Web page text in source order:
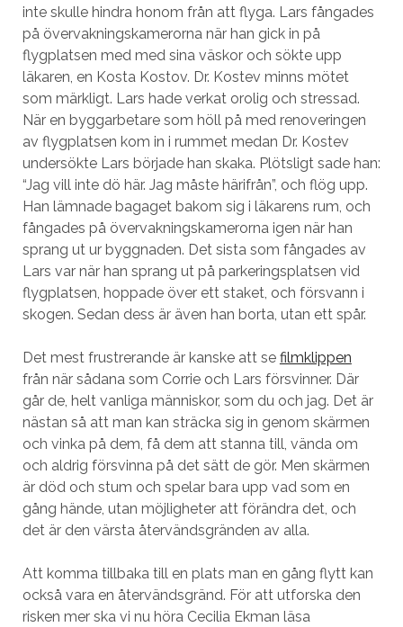
inte skulle hindra honom från att flyga. Lars fångades
på övervakningskamerorna när han gick in på
flygplatsen med med sina väskor och sökte upp
läkaren, en Kosta Kostov. Dr. Kostev minns mötet
som märkligt. Lars hade verkat orolig och stressad.
När en byggarbetare som höll på med renoveringen
av flygplatsen kom in i rummet medan Dr. Kostev
undersökte Lars började han skaka. Plötsligt sade han:
“Jag vill inte dö här. Jag måste härifrån”, och flög upp.
Han lämnade bagaget bakom sig i läkarens rum, och
fångades på övervakningskamerorna igen när han
sprang ut ur byggnaden. Det sista som fångades av
Lars var när han sprang ut på parkeringsplatsen vid
flygplatsen, hoppade över ett staket, och försvann i
skogen. Sedan dess är även han borta, utan ett spår.
Det mest frustrerande är kanske att se filmklippen
från när sådana som Corrie och Lars försvinner. Där
går de, helt vanliga människor, som du och jag. Det är
nästan så att man kan sträcka sig in genom skärmen
och vinka på dem, få dem att stanna till, vända om
och aldrig försvinna på det sätt de gör. Men skärmen
är död och stum och spelar bara upp vad som en
gång hände, utan möjligheter att förändra det, och
det är den värsta återvändsgränden av alla.
Att komma tillbaka till en plats man en gång flytt kan
också vara en återvändsgränd. För att utforska den
risken mer ska vi nu höra Cecilia Ekman läsa